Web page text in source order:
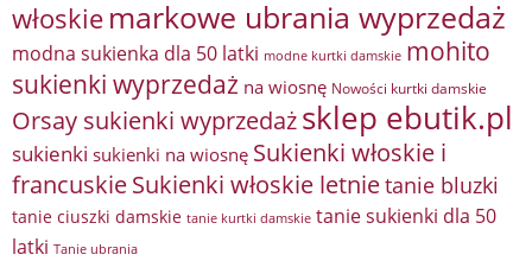
włoskie markowe ubrania wyprzedaż
modna sukienka dla 50 latki modne kurtki damskie mohito
sukienki wyprzedaż na wiosnę Nowości kurtki damskie
Orsay sukienki wyprzedażsklep ebutik.pl
sukienki sukienki na wiosnę Sukienki włoskie i
francuskieSukienki włoskie letnietanie bluzki
tanie ciuszki damskie tanie kurtki damskie tanie sukienki dla 50
latki Tanie ubrania